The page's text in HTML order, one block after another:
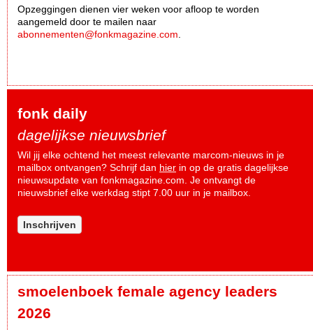
Opzeggingen dienen vier weken voor afloop te worden
aangemeld door te mailen naar
abonnementen@fonkmagazine.com.
fonk daily
dagelijkse nieuwsbrief
Wil jij elke ochtend het meest relevante marcom-nieuws in je
mailbox ontvangen? Schrijf dan hier in op de gratis dagelijkse
nieuwsupdate van fonkmagazine.com. Je ontvangt de
nieuwsbrief elke werkdag stipt 7.00 uur in je mailbox.
Inschrijven
smoelenboek female agency leaders
2026